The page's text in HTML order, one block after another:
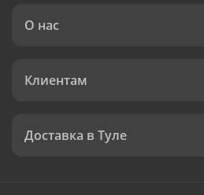
О нас
Клиентам
Доставка в Туле